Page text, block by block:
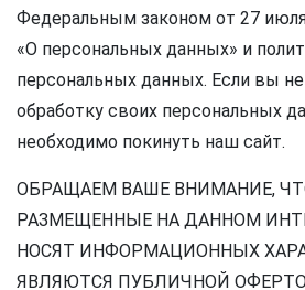
Федеральным законом от 27
«О персональных данных» и
персональных данных. Если вы не
обработку своих персональных
необходимо покинуть наш сайт.
ОБРАЩАЕМ ВАШЕ ВНИМАНИЕ,
РАЗМЕЩЕННЫЕ НА ДАННОМ
НОСЯТ ИНФОРМАЦИОННЫХ
ЯВЛЯЮТСЯ ПУБЛИЧНОЙ